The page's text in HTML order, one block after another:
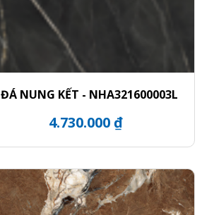
ĐÁ NUNG KẾT - NHA321600003L
4.730.000 ₫